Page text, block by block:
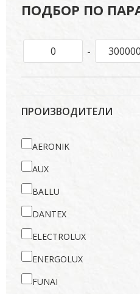
ПОДБОР ПО
-
ПРОИЗВОДИТЕЛИ
AERONIK
AUX
BALLU
DANTEX
ELECTROLUX
ENERGOLUX
FUNAI